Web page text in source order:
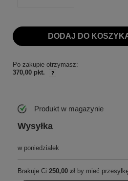
DODAJ DO
Po zakupie otrzymasz:
370,00 pkt.
Produkt w magazynie
Wysyłka
w poniedziałek
Brakuje Ci 250,00 zł by mieć